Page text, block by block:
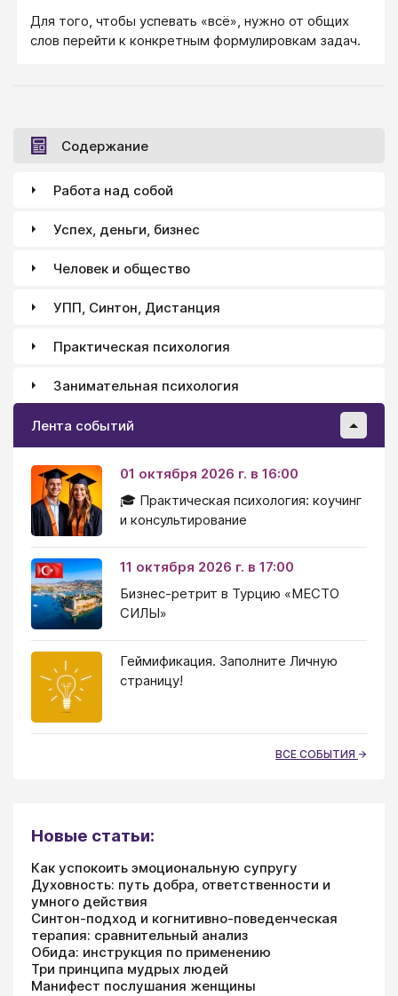
Для того, чтобы успевать «всё», нужно от общих
слов перейти к конкретным формулировкам задач.
Содержание
Работа над собой
Успех, деньги, бизнес
Человек и общество
УПП, Синтон, Дистанция
Практическая психология
Занимательная психология
Лента событий
01 октября 2026 г. в 16:00
🎓 Практическая психология: коучинг
и консультирование
11 октября 2026 г. в 17:00
Бизнес-ретрит в Турцию «МЕСТО
СИЛЫ»
Геймификация. Заполните Личную
страницу!
ВСЕ СОБЫТИЯ
Новые статьи:
Как успокоить эмоциональную супругу
Духовность: путь добра, ответственности и
умного действия
Синтон-подход и когнитивно-поведенческая
терапия: сравнительный анализ
Обида: инструкция по применению
Три принципа мудрых людей
Манифест послушания женщины